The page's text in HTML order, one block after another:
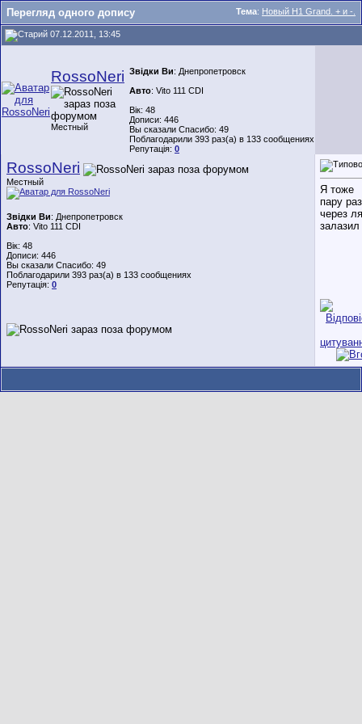
Тема: Новый H1 Grand. + и -.
Перегляд одного допису
07.12.2011, 13:45
RossoNeri
Местный
Звідки Ви: Днепропетровск
Авто: Vito 111 CDI
Вік: 48
Дописи: 446
Вы сказали Спасибо: 49
Поблагодарили 393 раз(а) в 133 сообщениях
Репутація: 0
RossoNeri
Местный
Звідки Ви: Днепропетровск
Авто: Vito 111 CDI
Вік: 48
Дописи: 446
Вы сказали Спасибо: 49
Поблагодарили 393 раз(а) в 133 сообщениях
Репутація: 0
Я тоже
пару раз
через
залазил